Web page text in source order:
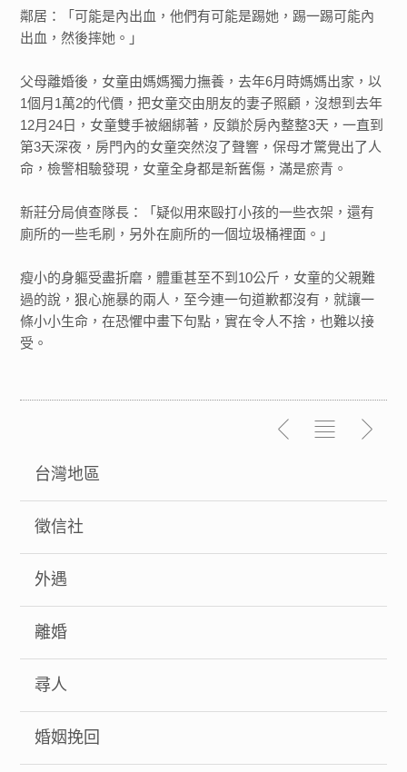
台灣地區
徵信社
外遇
離婚
尋人
婚姻挽回
鄰居：「可能是內出血，他們有可能是踢她，踢一踢可能內
出血，然後摔她。」
父母離婚後，女童由媽媽獨力撫養，去年6月時媽媽出家，以
1個月1萬2的代價，把女童交由朋友的妻子照顧，沒想到去年
12月24日，女童雙手被綑綁著，反鎖於房內整整3天，一直到
第3天深夜，房門內的女童突然沒了聲響，保母才驚覺出了人
命，檢警相驗發現，女童全身都是新舊傷，滿是瘀青。
新莊分局偵查隊長：「疑似用來毆打小孩的一些衣架，還有
廁所的一些毛刷，另外在廁所的一個垃圾桶裡面。」
瘦小的身軀受盡折磨，體重甚至不到10公斤，女童的父親難
過的說，狠心施暴的兩人，至今連一句道歉都沒有，就讓一
條小小生命，在恐懼中畫下句點，實在令人不捨，也難以接
受。